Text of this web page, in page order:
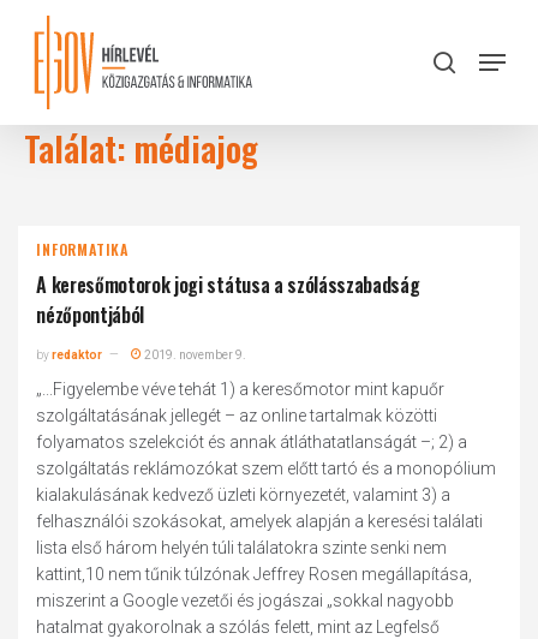
content
search
Menu
Találat: médiajog
INFORMATIKA
A keresőmotorok jogi státusa a szólásszabadság
nézőpontjából
byredaktor 2019. november 9.
„...Figyelembe véve tehát 1) a keresőmotor mint kapuőr
szolgáltatásának jellegét – az online tartalmak közötti
folyamatos szelekciót és annak átláthatatlanságát –; 2) a
szolgáltatás reklámozókat szem előtt tartó és a monopólium
kialakulásának kedvező üzleti környezetét, valamint 3) a
felhasználói szokásokat, amelyek alapján a keresési találati
lista első három helyén túli találatokra szinte senki nem
kattint,10 nem tűnik túlzónak Jeffrey Rosen megállapítása,
miszerint a Google vezetői és jogászai „sokkal nagyobb
hatalmat gyakorolnak a szólás felett, mint az Legfelső
Close